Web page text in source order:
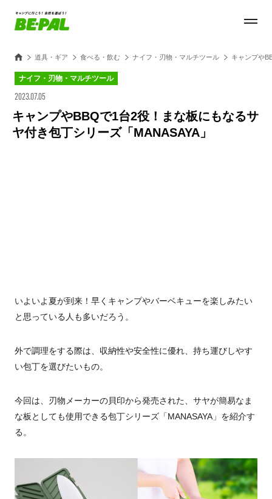
道具・ギア 食べる・飲む ナイフ・刃物・マルチツール キャンプや
ナイフ・刃物・マルチツール
2023.07.05
キャンプやBBQで1台2役！まな板にもなるサ
ヤ付き包丁シリーズ「MANASAYA」
いよいよ夏が到来！早くキャンプやバーベキューを楽しみたい
と思っている人も多いだろう。
外で調理をする際は、収納性や安全性に優れ、持ち運びしやす
い包丁を選びたいもの。
今回は、刃物メーカーの貝印から発売された、サヤが簡易なま
な板としても使用できる包丁シリーズ「MANASAYA」を紹介す
る。